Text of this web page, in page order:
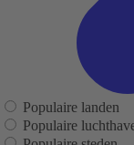
Populaire landen
Populaire